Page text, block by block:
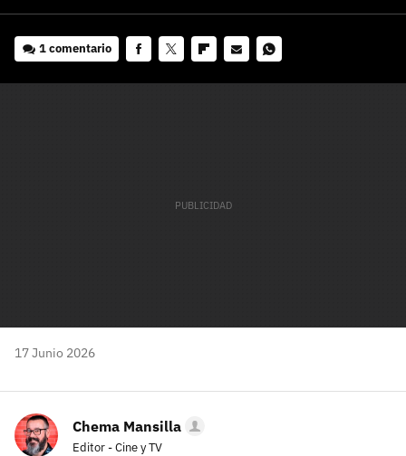
1 comentario
17 Junio 2026
Chema Mansilla
Editor - Cine y TV